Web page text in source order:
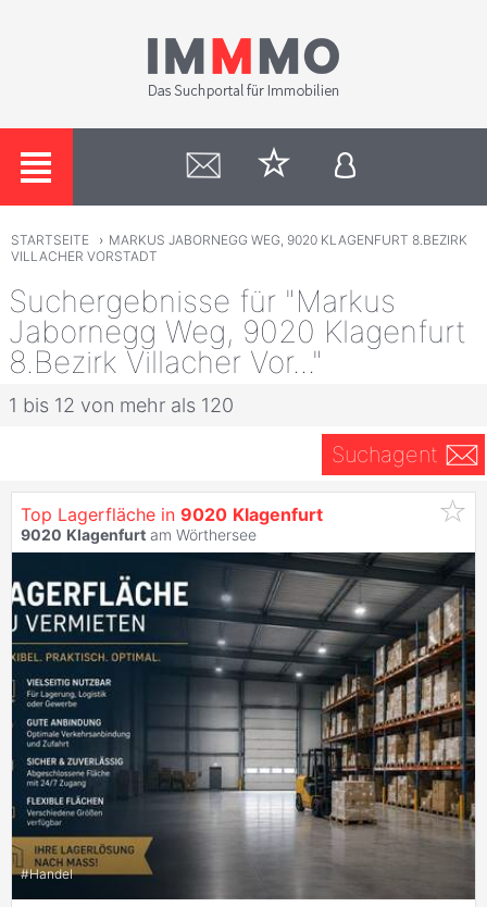
STARTSEITE › MARKUS JABORNEGG WEG, 9020 KLAGENFURT 8.BEZIRK
VILLACHER VORSTADT
Suchergebnisse für "Markus
Jabornegg Weg, 9020 Klagenfurt
8.Bezirk Villacher Vor..."
1 bis 12 von mehr als 120
Suchagent
Top Lagerfläche in 9020 Klagenfurt
9020 Klagenfurt am Wörthersee
#Handel